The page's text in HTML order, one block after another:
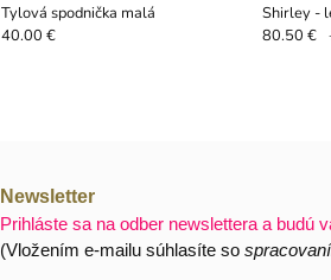
Tylová spodnička malá
40.00 €
Shirley -
80.50 €
Newsletter
Prihláste sa na odber newslettera a budú
(Vložením e-mailu súhlasíte so